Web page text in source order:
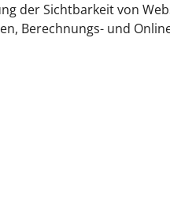
der Sichtbarkeit von
Berechnungs- und